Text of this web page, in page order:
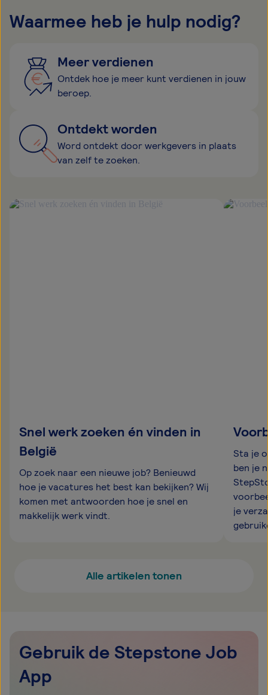
Waarmee heb je hulp nodig?
Meer verdienen
Ontdek hoe je meer kunt verdienen in jouw
beroep.
Ontdekt worden
Word ontdekt door werkgevers in plaats
van zelf te zoeken.
Snel werk zoeken én vinden in
België
Op zoek naar een nieuwe job? Benieuwd
hoe je vacatures het best kan bekijken? Wij
komen met antwoorden hoe je snel en
makkelijk werk vindt.
Sta je
ben je
je
Alle artikelen tonen
Gebruik de Stepstone Job
App